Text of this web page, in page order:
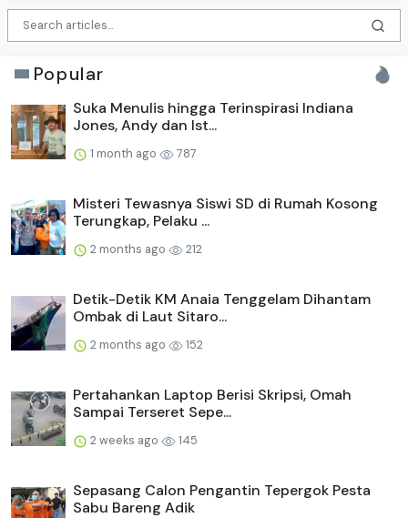
Popular
Suka Menulis hingga Terinspirasi Indiana
Jones, Andy dan Ist...
1 month ago 787
Misteri Tewasnya Siswi SD di Rumah Kosong
Terungkap, Pelaku ...
2 months ago 212
Detik-Detik KM Anaia Tenggelam Dihantam
Ombak di Laut Sitaro...
2 months ago 152
Pertahankan Laptop Berisi Skripsi, Omah
Sampai Terseret Sepe...
2 weeks ago 145
Sepasang Calon Pengantin Tepergok Pesta
Sabu Bareng Adik